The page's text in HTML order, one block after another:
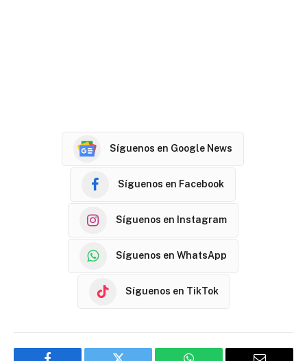
Síguenos en Google News
Síguenos en Facebook
Síguenos en Instagram
Síguenos en WhatsApp
Síguenos en TikTok